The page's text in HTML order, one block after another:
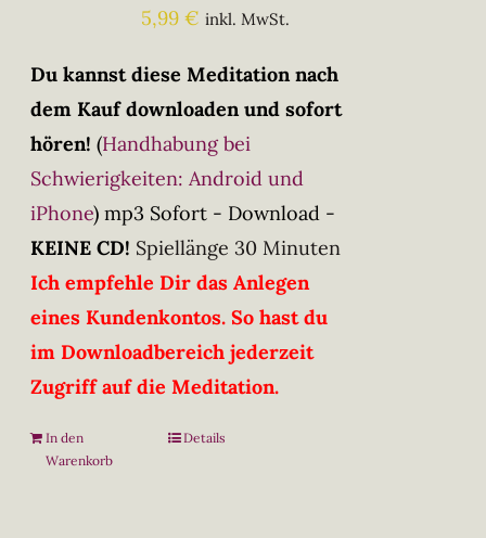
5,99€ inkl. MwSt.
Du kannst diese Meditation nach
dem Kauf downloaden und sofort
hören! (Handhabung bei
Schwierigkeiten: Android und
iPhone) mp3 Sofort - Download -
KEINE CD! Spiellänge 30 Minuten
Ich empfehle Dir das Anlegen
eines Kundenkontos. So hast du
im Downloadbereich jederzeit
Zugriff auf die Meditation.
In den
Warenkorb
Details